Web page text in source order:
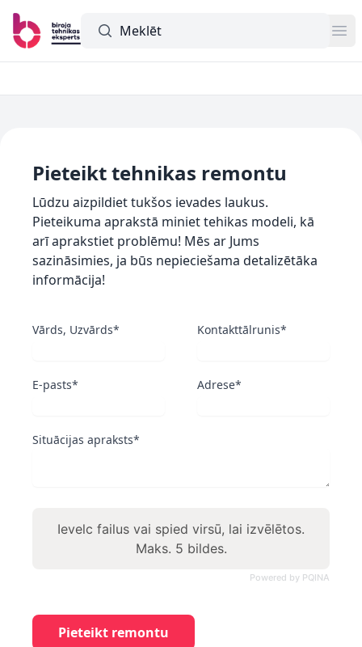
Meklētājs
Pieteikt tehnikas remontu
Lūdzu aizpildiet tukšos ievades laukus.
Pieteikuma aprakstā miniet tehikas modeli, kā
arī aprakstiet problēmu! Mēs ar Jums
sazināsimies, ja būs nepieciešama detalizētāka
informācija!
Vārds, Uzvārds* Kontakttālrunis*
E-pasts* Adrese*
Situācijas apraksts*
Powered by PQINA
Ievelc failus vai spied virsū, lai izvēlētos.
Maks. 5 bildes.
Pieteikt remontu